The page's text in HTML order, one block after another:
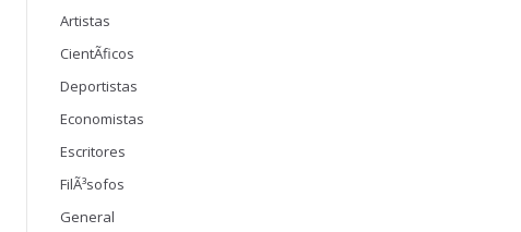
Artistas
CientÃ­ficos
Deportistas
Economistas
Escritores
FilÃ³sofos
General